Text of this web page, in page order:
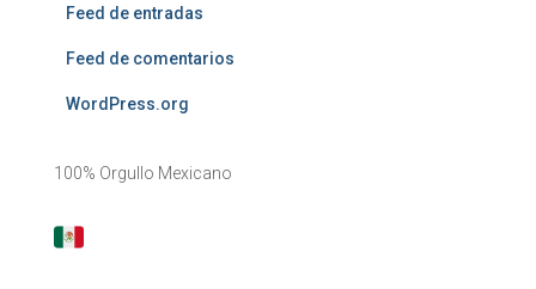
Feed de entradas
Feed de comentarios
WordPress.org
100% Orgullo Mexicano